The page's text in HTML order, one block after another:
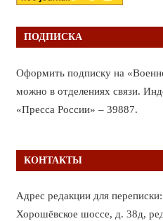
ПОДПИСКА
Оформить подписку на
можно в отделениях связи.
«Пресса России» – 39887.
КОНТАКТЫ
Адрес редакции для
Хорошёвское шоссе, д. 38д,